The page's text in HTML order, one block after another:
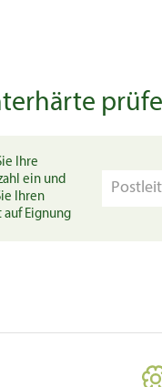
Ihre
ein und
Ihren
auf Eignung